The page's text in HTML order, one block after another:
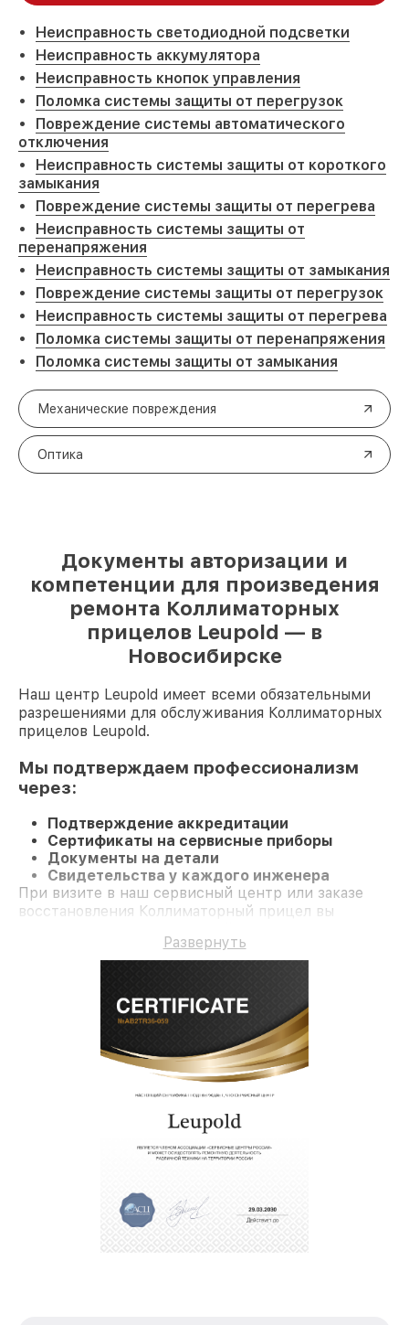
Неисправность светодиодной подсветки
Неисправность аккумулятора
Неисправность кнопок управления
Поломка системы защиты от перегрузок
Повреждение системы автоматического
отключения
Неисправность системы защиты от короткого
замыкания
Повреждение системы защиты от перегрева
Неисправность системы защиты от
перенапряжения
Неисправность системы защиты от замыкания
Повреждение системы защиты от перегрузок
Неисправность системы защиты от перегрева
Поломка системы защиты от перенапряжения
Поломка системы защиты от замыкания
Механические повреждения
Оптика
Документы авторизации и
компетенции для произведения
ремонта Коллиматорных
прицелов Leupold — в
Новосибирске
Наш центр Leupold имеет всеми обязательными
разрешениями для обслуживания Коллиматорных
прицелов Leupold.
Мы подтверждаем профессионализм
через:
Подтверждение аккредитации
Сертификаты на сервисные приборы
Документы на детали
Свидетельства у каждого инженера
При визите в наш сервисный центр или заказе
восстановления Коллиматорный прицел вы
на все работы и комплектующие.
Развернуть